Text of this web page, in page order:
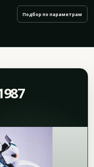
Подбор по параметрам